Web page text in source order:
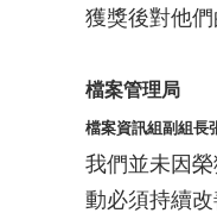
獲獎後對他們
檔案管理局
檔案資訊組副組長
我們並未因
動必須持續